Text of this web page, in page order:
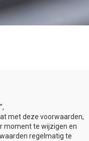
met deze voorwaarden,
moment te wijzigen en
regelmatig te